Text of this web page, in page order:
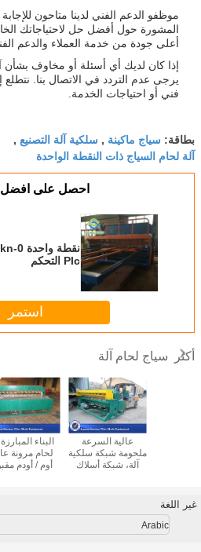
موظفو الدعم الفني لدينا متاحون
المشورة حول أفضل حل لاحتياجاتك
أعلى جودة من خدمة العملاء والدعم
إذا كان لديك أي أسئلة أو مخاوف بشأن
يرجى عدم التردد في الاتصال بنا.
فني أو احتياجات الخدمة.
بطاقة: سياج ماكينة , سلكية آلة التصنيع ,
آلة لحام السياج ذات النقطة الواحدة
احصل على
Plc التحكم
استمر
أكثر سياج لحام آلة
البناء
لحام مرونة
أوم / أودم
عالية السرعة
ملحومة شبكة سلكية
آلة، شبكة أسلاك
غير اللغة
Arabic